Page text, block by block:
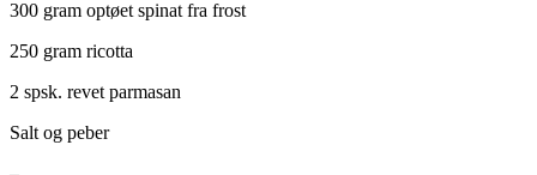
300 gram optøet spinat fra frost
250 gram ricotta
2 spsk. revet parmasan
Salt og peber